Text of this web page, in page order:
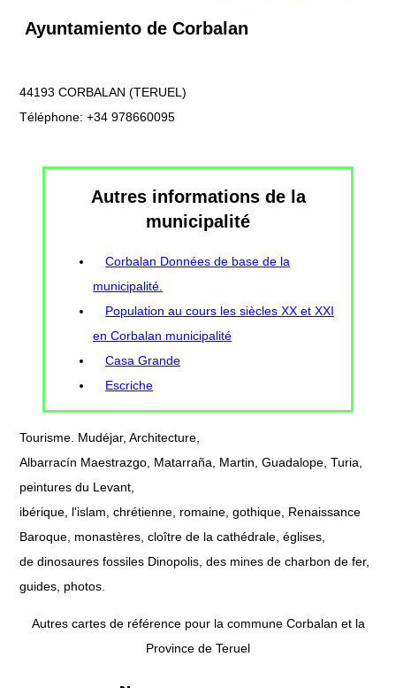
Ayuntamiento de Corbalan
44193 CORBALAN (TERUEL)
Téléphone: +34 978660095
Autres informations de la
municipalité
Corbalan Données de base de la
municipalité.
Population au cours les siècles XX et XXI
en Corbalan municipalité
Casa Grande
Escriche
Tourisme. Mudéjar, Architecture,
Albarracín Maestrazgo, Matarraña, Martin, Guadalope, Turia,
peintures du Levant,
ibérique, l'islam, chrétienne, romaine, gothique, Renaissance
Baroque, monastères, cloître de la cathédrale, églises,
de dinosaures fossiles Dinopolis, des mines de charbon de fer,
guides, photos.
Autres cartes de référence pour la commune Corbalan et la
Province de Teruel